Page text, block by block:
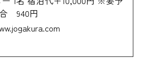
940円